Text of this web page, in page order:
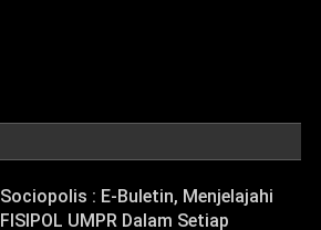
Sociopolis : E-Buletin, Menjelajahi
FISIPOL UMPR Dalam Setiap